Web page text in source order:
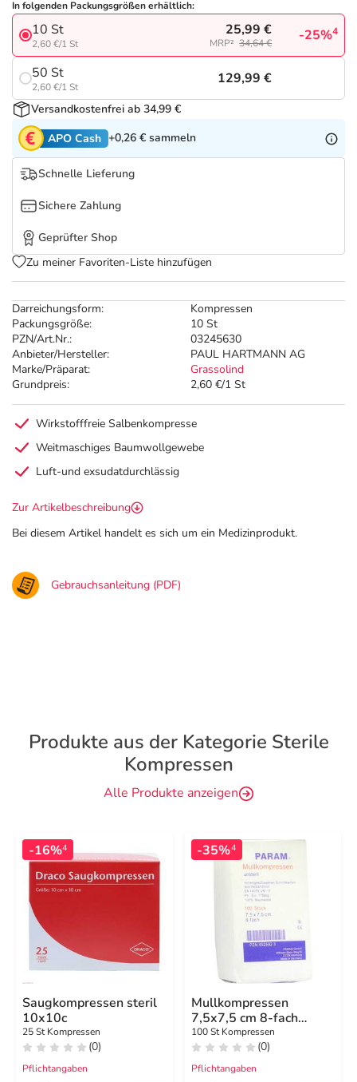
Tierapotheke
Vitamine & Mineralstoffe
Marken
Salus Deals
Darreichungsform:
Kompressen
Packungsgröße:
10 St
PZN/Art.Nr.:
03245630
Anbieter/Hersteller:
PAUL HARTMANN AG
Marke/Präparat:
Grassolind
Grundpreis:
2,60 €/1 St
In folgenden Packungsgrößen erhältlich:
10 St
2,60 €/1 St
25,99 €
MRP² 34,64 € -25%4
50 St
2,60 €/1 St
129,99 €
Versandkostenfrei ab 34,99 €
APO Cash +0,26 € sammeln
Schnelle Lieferung
Sichere Zahlung
Geprüfter Shop
Zu meiner Favoriten-Liste hinzufügen
Wirkstofffreie Salbenkompresse
Weitmaschiges Baumwollgewebe
Luft-und exsudatdurchlässig
Zur Artikelbeschreibung
Bei diesem Artikel handelt es sich um ein Medizinprodukt.
Gebrauchsanleitung (PDF)
Produkte aus der Kategorie Sterile
Kompressen
Alle Produkte anzeigen
-16%4
Saugkompressen steril
10x10c
25 St Kompressen
(0)
Pflichtangaben
-35%4
Mullkompressen
7,5x7,5 cm 8-fach
unsteril
100 St Kompressen
(0)
Pflichtangaben